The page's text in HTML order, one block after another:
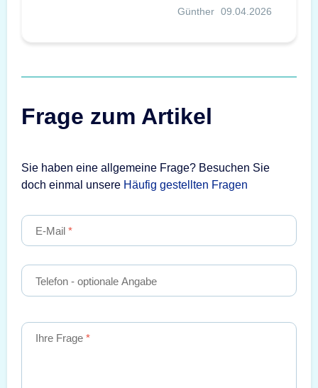
Günther 09.04.2026
Frage zum Artikel
Sie haben eine allgemeine Frage? Besuchen Sie
doch einmal unsere Häufig gestellten Fragen
E-Mail
Telefon - optionale Angabe
Ihre Frage